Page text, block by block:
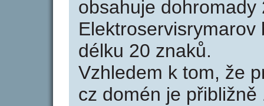
obsahuje
délku 20 znaků.
Vzhledem k tom, že
cz domén je